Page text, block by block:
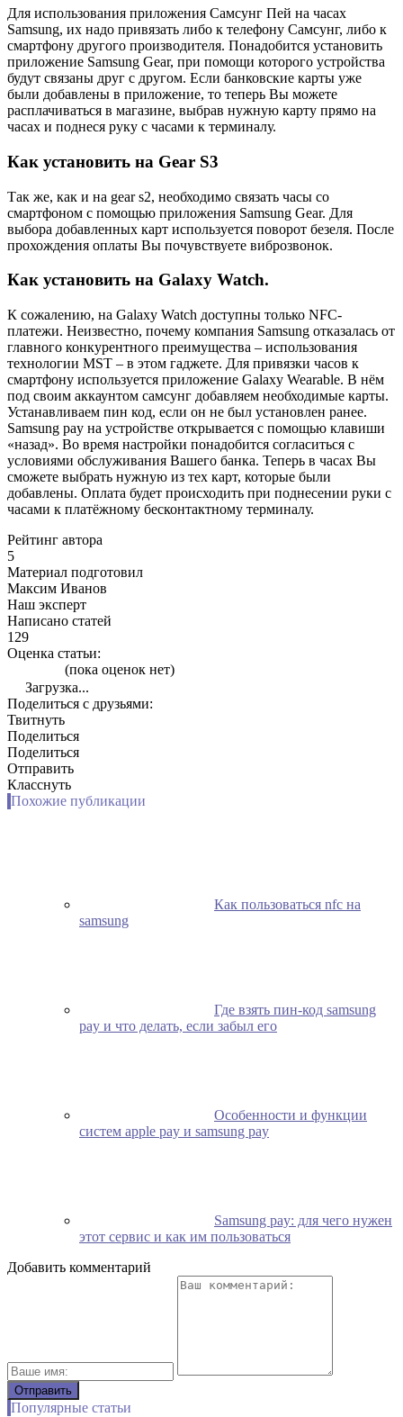
Для использования приложения Самсунг Пей на часах
Samsung, их надо привязать либо к телефону Самсунг, либо к
смартфону другого производителя. Понадобится установить
приложение Samsung Gear, при помощи которого устройства
будут связаны друг с другом. Если банковские карты уже
были добавлены в приложение, то теперь Вы можете
расплачиваться в магазине, выбрав нужную карту прямо на
часах и поднеся руку с часами к терминалу.
Как установить на Gear S3
Так же, как и на gear s2, необходимо связать часы со
смартфоном с помощью приложения Samsung Gear. Для
выбора добавленных карт используется поворот безеля. После
прохождения оплаты Вы почувствуете виброзвонок.
Как установить на Galaxy Watch.
К сожалению, на Galaxy Watch доступны только NFC-
платежи. Неизвестно, почему компания Samsung отказалась от
главного конкурентного преимущества – использования
технологии MST – в этом гаджете. Для привязки часов к
смартфону используется приложение Galaxy Wearable. В нём
под своим аккаунтом самсунг добавляем необходимые карты.
Устанавливаем пин код, если он не был установлен ранее.
Samsung pay на устройстве открывается с помощью клавиши
«назад». Во время настройки понадобится согласиться с
условиями обслуживания Вашего банка. Теперь в часах Вы
сможете выбрать нужную из тех карт, которые были
добавлены. Оплата будет происходить при поднесении руки с
часами к платёжному бесконтактному терминалу.
Рейтинг автора
5
Материал подготовил
Максим Иванов
Наш эксперт
Написано статей
129
Оценка статьи:
(пока оценок нет)
Загрузка...
Поделиться с друзьями:
Твитнуть
Поделиться
Поделиться
Отправить
Класснуть
Похожие публикации
Как пользоваться nfc на
samsung
Где взять пин-код samsung
pay и что делать, если забыл его
Особенности и функции
систем apple pay и samsung pay
Samsung pay: для чего нужен
этот сервис и как им пользоваться
Добавить комментарий
Популярные статьи